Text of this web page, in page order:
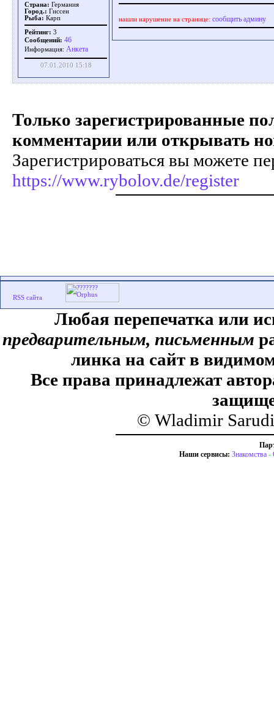
Страна: Германия
Город.: Гиссен
Рыба: Карп
Рейтинг: 3
Сообщений: 46
Информация: Aнкета
07.01.2010 15:18
нашли нарушение на странице: сообщить админу
Только зарегистрированные
комментарии или открывать
Зарегистрироваться вы можете
https://www.rybolov.de/register
Любая перепечатка или
предварительным, письменным
линка на сайт в
Все права принадлежат
© Wladimir
Наши сервисы: Знакомства -